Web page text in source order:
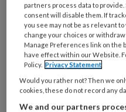
Nagelreparatie met
2012 juni;25(5)(PDF).
Reageer op dit
partners process data to
consent will disable them. If
you see may not be as relevant
change your choices or
Manage Preferences link on the
have effect within our Website.
Policy. Privacy Statement
Would you rather not? Then we
cookies, these do not record any
We and our partners